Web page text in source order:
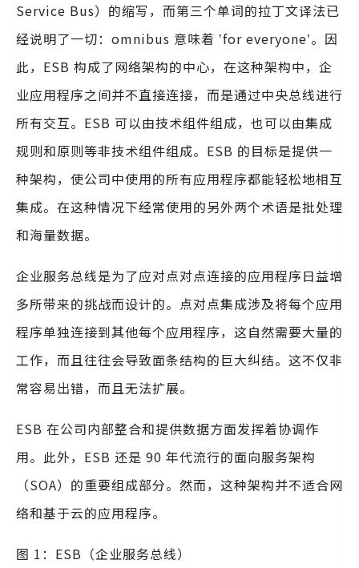
Service Bus）的缩写，而第三个单词的拉丁文译法已
经说明了一切：omnibus 意味着 ʽfor everyoneʼ。因
此，ESB 构成了网络架构的中心，在这种架构中，企
业应用程序之间并不直接连接，而是通过中央总线进行
所有交互。ESB 可以由技术组件组成，也可以由集成
规则和原则等非技术组件组成。ESB 的目标是提供一
种架构，使公司中使用的所有应用程序都能轻松地相互
集成。在这种情况下经常使用的另外两个术语是批处理
和海量数据。
企业服务总线是为了应对点对点连接的应用程序日益增
多所带来的挑战而设计的。点对点集成涉及将每个应用
程序单独连接到其他每个应用程序，这自然需要大量的
工作，而且往往会导致面条结构的巨大纠结。这不仅非
常容易出错，而且无法扩展。
ESB 在公司内部整合和提供数据方面发挥着协调作
用。此外，ESB 还是 90 年代流行的面向服务架构
（SOA）的重要组成部分。然而，这种架构并不适合网
络和基于云的应用程序。
图 1：ESB（企业服务总线）